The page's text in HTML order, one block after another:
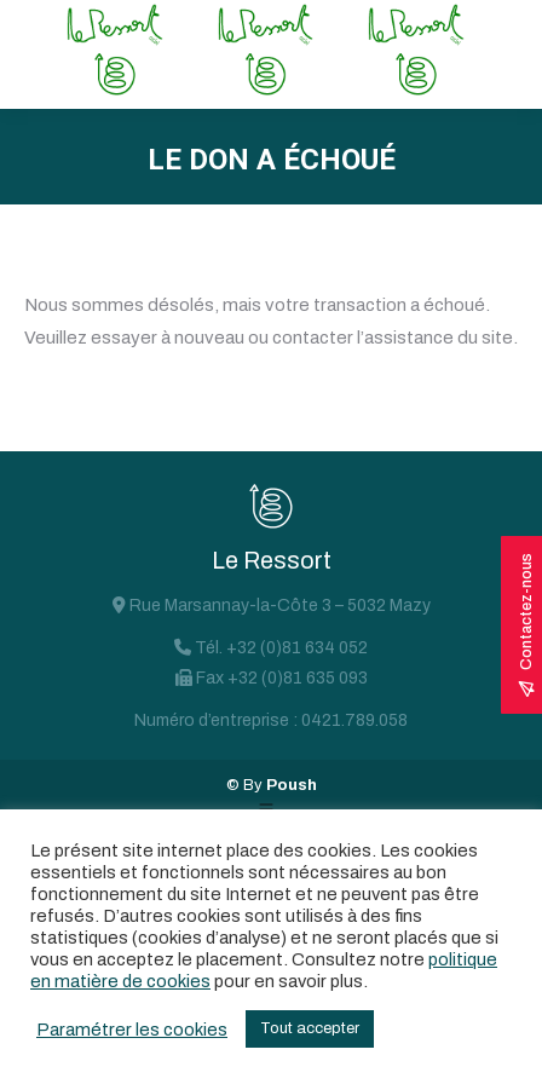
LE DON A ÉCHOUÉ
Nous sommes désolés, mais votre transaction a échoué.
Veuillez essayer à nouveau ou contacter l’assistance du site.
Le Ressort
Rue Marsannay-la-Côte 3 – 5032 Mazy
Tél. +32 (0)81 634 052
Fax +32 (0)81 635 093
Numéro d’entreprise : 0421.789.058
Contactez-nous
© By Poush
Le présent site internet place des cookies. Les cookies
essentiels et fonctionnels sont nécessaires au bon
fonctionnement du site Internet et ne peuvent pas être
refusés. D’autres cookies sont utilisés à des fins
statistiques (cookies d’analyse) et ne seront placés que si
vous en acceptez le placement. Consultez notre politique
en matière de cookies pour en savoir plus.
Paramétrer les cookies Tout accepter